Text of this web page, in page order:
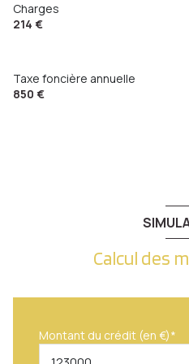
Charges
214 €
Taxe foncière annuelle
850 €
Calcul des
Montant du crédit (en €)*